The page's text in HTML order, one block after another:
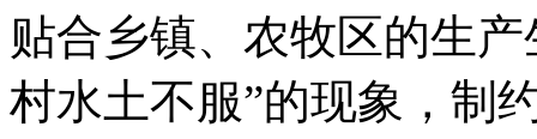
贴合乡镇、农牧区的生
村水土不服”的现象，制